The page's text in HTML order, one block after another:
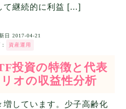
て継続的に利益 […]
日 2017-04-21
資産運用
投資の特徴と代表
オの収益性分析
しています。少子高齢化